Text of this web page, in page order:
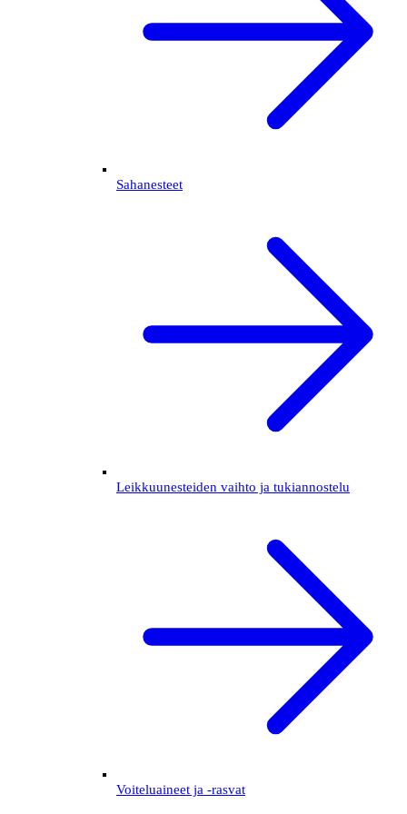
Sahanesteet
Leikkuunesteiden vaihto ja tukiannostelu
Voiteluaineet ja -rasvat